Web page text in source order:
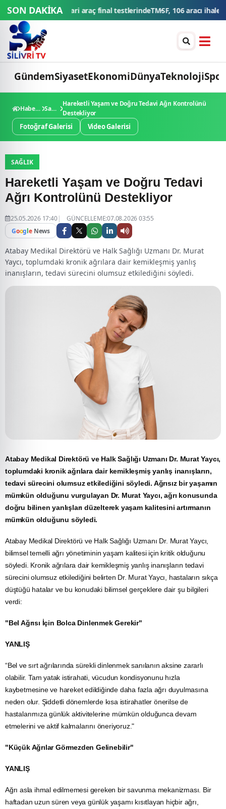
SON DAKİKA
TMSF, 106 aracı ihaleyle satışa sunacakDüğün konvoyuna
GündemSiyasetEkonomiDünyaTeknolojiSpor
Haberler Sağlık
Hareketli Yaşam ve Doğru Tedavi Ağrı Kontrolünü
Destekliyor
Fotoğraf Galerisi Video Galerisi
SAĞLIK
Hareketli Yaşam ve Doğru Tedavi
Ağrı Kontrolünü Destekliyor
25.05.2026 17:40
GÜNCELLEME:07.08.2026 03:55
Google News
Atabay Medikal Direktörü ve Halk Sağlığı Uzmanı Dr. Murat
Yaycı, toplumdaki kronik ağrılara dair kemikleşmiş yanlış
inanışların, tedavi sürecini olumsuz etkilediğini söyledi.
Atabay Medikal Direktörü ve Halk Sağlığı Uzmanı Dr. Murat Yaycı,
toplumdaki kronik ağrılara dair kemikleşmiş yanlış inanışların,
tedavi sürecini olumsuz etkilediğini söyledi. Ağrısız bir yaşamın
mümkün olduğunu vurgulayan Dr. Murat Yaycı, ağrı konusunda
doğru bilinen yanlışları düzelterek yaşam kalitesini artırmanın
mümkün olduğunu söyledi.
Atabay Medikal Direktörü ve Halk Sağlığı Uzmanı Dr. Murat Yaycı,
bilimsel temelli ağrı yönetiminin yaşam kalitesi için kritik olduğunu
söyledi. Kronik ağrılara dair kemikleşmiş yanlış inanışların tedavi
sürecini olumsuz etkilediğini belirten Dr. Murat Yaycı, hastaların sıkça
düştüğü hatalar ve bu konudaki bilimsel gerçeklere dair şu bilgileri
verdi:
"Bel Ağrısı İçin Bolca Dinlenmek Gerekir"
YANLIŞ
“Bel ve sırt ağrılarında sürekli dinlenmek sanılanın aksine zararlı
olabilir. Tam yatak istirahati, vücudun kondisyonunu hızla
kaybetmesine ve hareket edildiğinde daha fazla ağrı duyulmasına
neden olur. Şiddetli dönemlerde kısa istirahatler önerilse de
hastalarımıza günlük aktivitelerine mümkün olduğunca devam
etmelerini ve aktif kalmalarını öneriyoruz."
"Küçük Ağrılar Görmezden Gelinebilir"
YANLIŞ
Ağrı asla ihmal edilmemesi gereken bir savunma mekanizması. Bir
haftadan uzun süren veya günlük yaşamı kısıtlayan hiçbir ağrı,